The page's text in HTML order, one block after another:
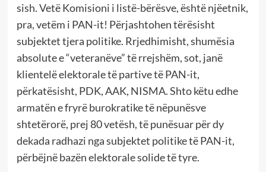
sish. Vetë Komisioni i listë-bërësve, është njëetnik,
pra, vetëm i PAN-it! Përjashtohen tërësisht
subjektet tjera politike. Rrjedhimisht, shumësia
absolute e “veteranëve” të rrejshëm, sot, janë
klientelë elektorale të partive të PAN-it,
përkatësisht, PDK, AAK, NISMA. Shto këtu edhe
armatën e fryrë burokratike të nëpunësve
shtetërorë, prej 80 vetësh, të punësuar për dy
dekada radhazi nga subjektet politike të PAN-it,
përbëjnë bazën elektorale solide të tyre.